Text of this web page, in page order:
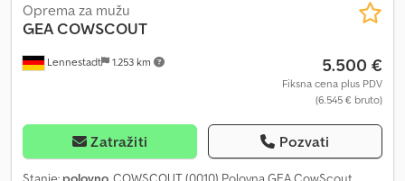
Lennestadt 1.253 km
Oprema za mužu
GEACOWSCOUT
5.500 €
Fiksna cena plus PDV
(6.545 € bruto)
Zatražiti Pozvati